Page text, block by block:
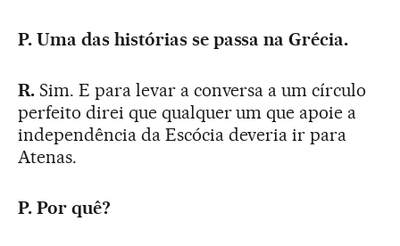
P. Uma das histórias se passa na Grécia.
R.Sim. E para levar a conversa a um círculo
perfeito direi que qualquer um que apoie a
independência da Escócia deveria ir para
Atenas.
P. Por quê?